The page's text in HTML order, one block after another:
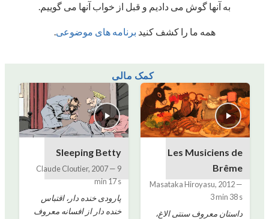
کمک مالی
به آنها گوش می دادیم و قبل از خواب آنها می گوییم.
همه ما را کشف کنید برنامه های موضوعی.
Les Musiciens de
Brême
Masataka Hiroyasu, 2012—
3 min 38 s
داستان معروف سنتی الاغ،
Sleeping Betty
Claude Cloutier, 2007— 9
min 17 s
پارودی خنده دار، اقتباس
خنده دار از افسانه معروف